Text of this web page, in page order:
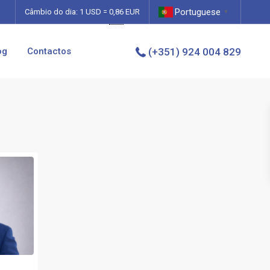
Câmbio do dia: 1 USD = 0,86 EUR Portuguese ▼
Contactos (+351) 924 004 829